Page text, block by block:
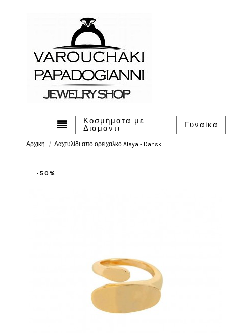
Κοσμήματα με
Διαμαντι
Γυναίκα
Αρχική Δαχτυλίδι από ορείχαλκο Alaya - Dansk
-50%